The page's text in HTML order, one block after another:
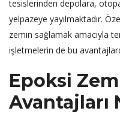
tesislerinden depolara,
yelpazeye yayılmaktadır.
zemin sağlamak amacıyla
işletmelerin de bu
Epoksi
Avantajları